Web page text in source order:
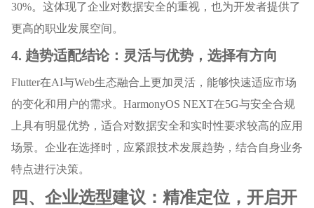
30%。这体现了企业对数据安全的重视，也为开发者提供了
更高的职业发展空间。
4. 趋势适配结论：灵活与优势，选择有方向
Flutter在AI与Web生态融合上更加灵活，能够快速适应市场
的变化和用户的需求。HarmonyOS NEXT在5G与安全合规
上具有明显优势，适合对数据安全和实时性要求较高的应用
场景。企业在选择时，应紧跟技术发展趋势，结合自身业务
特点进行决策。
四、企业选型建议：精准定位，开启开